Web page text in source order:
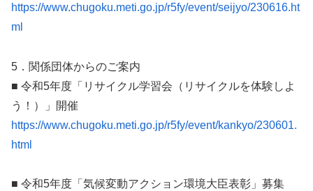
https://www.chugoku.meti.go.jp/r5fy/event/seijyo/230616.ht
ml
5．関係団体からのご案内
■ 令和5年度「リサイクル学習会（リサイクルを体験しよ
う！）」開催
https://www.chugoku.meti.go.jp/r5fy/event/kankyo/230601.
html
■ 令和5年度「気候変動アクション環境大臣表彰」募集